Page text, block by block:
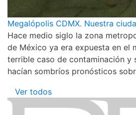
Megalópolis CDMX. Nuestra
Hace medio siglo la zona
de México ya era expuesta en el
terrible caso de contaminación y
hacían sombríos pronósticos
Ver todos